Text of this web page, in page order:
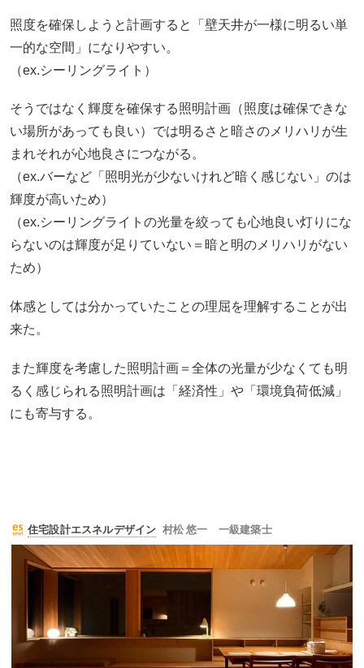
照度を確保しようと計画すると「壁天井が一様に明るい単
一的な空間」になりやすい。
（ex.シーリングライト）
そうではなく輝度を確保する照明計画（照度は確保できな
い場所があっても良い）では明るさと暗さのメリハリが生
まれそれが心地良さにつながる。
（ex.バーなど「照明光が少ないけれど暗く感じない」のは
輝度が高いため）
（ex.シーリングライトの光量を絞っても心地良い灯りにな
らないのは輝度が足りていない＝暗と明のメリハリがない
ため）
体感としては分かっていたことの理屈を理解することが出
来た。
また輝度を考慮した照明計画＝全体の光量が少なくても明
るく感じられる照明計画は「経済性」や「環境負荷低減」
にも寄与する。